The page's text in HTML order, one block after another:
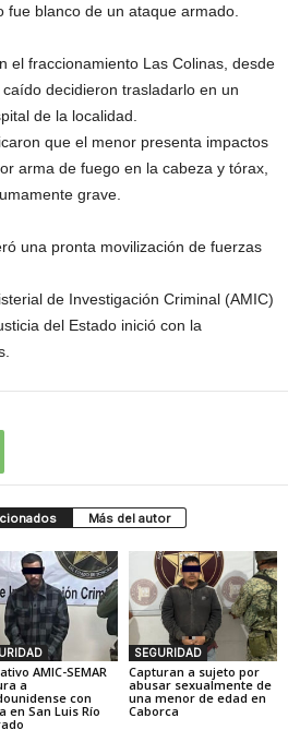
fue blanco de un ataque armado.
el fraccionamiento Las Colinas, desde
decidieron trasladarlo en un
de la localidad.
que el menor presenta impactos
arma de fuego en la cabeza y tórax,
grave.
una pronta movilización de fuerzas
de Investigación Criminal (AMIC)
del Estado inició con la
Más del autor
AMIC-SEMAR
a
con
en San Luis Río
SEGURIDAD
Capturan a sujeto por
abusar sexualmente de
una menor de edad en
Caborca